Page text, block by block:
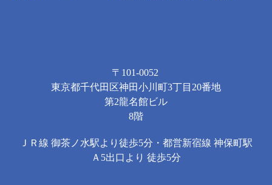
〒101-0052
東京都千代田区神田小川町3丁目20番地
第2龍名館ビル
8階
ＪＲ線 御茶ノ水駅より徒歩5分・都営新宿線 神保町駅
Ａ5出口より 徒歩5分